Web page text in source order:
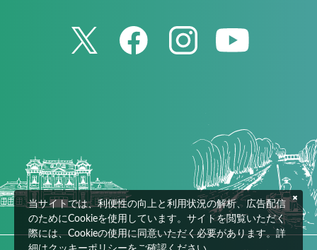
当サイトでは、利便性の向上と利用状況の解析、広告配信
のためにCookieを使用しています。サイトを閲覧いただく
際には、Cookieの使用に同意いただく必要があります。詳